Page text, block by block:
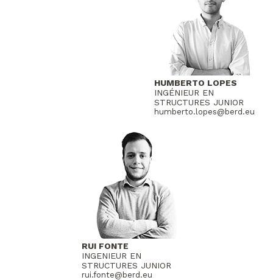
HUMBERTO LOPES
INGÉNIEUR EN
STRUCTURES JUNIOR
humberto.lopes@berd.eu
RUI FONTE
INGENIEUR EN
STRUCTURES JUNIOR
rui.fonte@berd.eu